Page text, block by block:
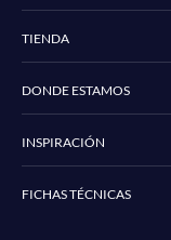
TIENDA
DONDE ESTAMOS
INSPIRACIÓN
FICHAS TÉCNICAS